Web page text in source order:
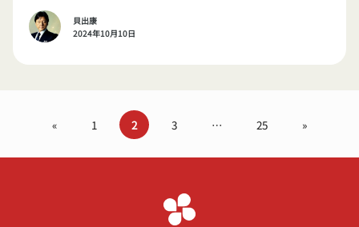
貝出康
2024年10月10日
« 1 2 3 … 25 »